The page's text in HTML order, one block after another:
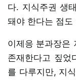
다. 지식주권 생
돼야 한다는 점도
이제응 분과장은
존재한다고 짚었
를 다루지만, 지